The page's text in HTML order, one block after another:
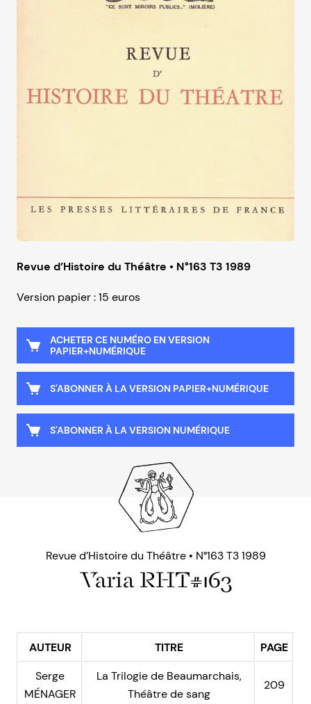
Revue d’Histoire du Théâtre • N°163 T3 1989
Version papier : 15 euros
ACHETER CE NUMÉRO EN VERSION
PAPIER+NUMÉRIQUE
S'ABONNER À LA VERSION PAPIER+NUMÉRIQUE
S'ABONNER À LA VERSION NUMÉRIQUE
Revue d’Histoire du Théâtre • N°163 T3 1989
Varia RHT#163
AUTEUR TITRE
PAGE
Serge
MÉNAGER
La Trilogie de Beaumarchais,
Théâtre de sang
209